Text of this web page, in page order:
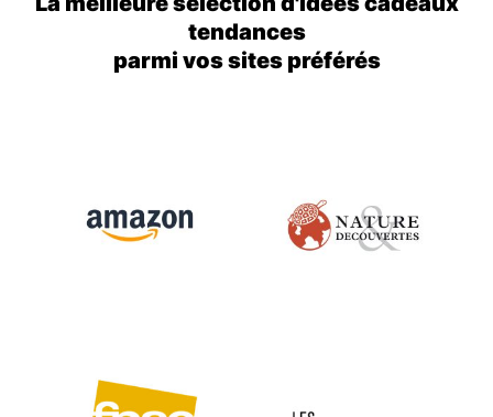
tendances
parmi vos sites préférés